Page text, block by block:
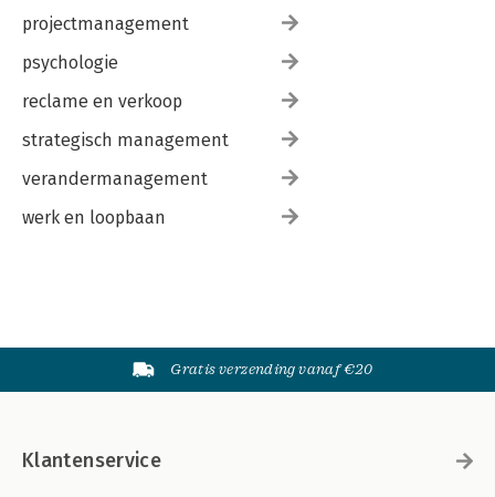
projectmanagement
psychologie
reclame en verkoop
strategisch management
verandermanagement
werk en loopbaan
Gratis verzending vanaf €20
Klantenservice